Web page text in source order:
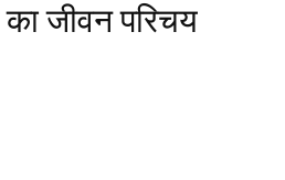
जीवन परिचय